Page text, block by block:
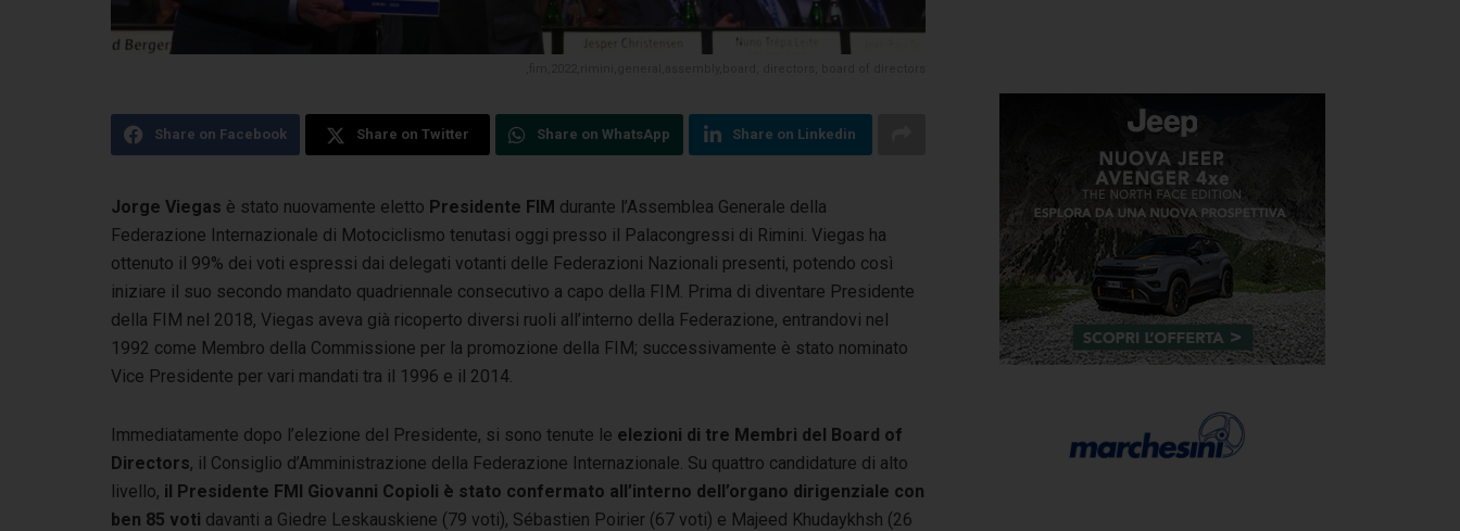
Share on Facebook Share on Twitter Share on WhatsApp Share on Linkedin
Jorge Viegas è stato nuovamente eletto Presidente FIM durante l’Assemblea Generale della
Federazione Internazionale di Motociclismo tenutasi oggi presso il Palacongressi di Rimini. Viegas ha
ottenuto il 99% dei voti espressi dai delegati votanti delle Federazioni Nazionali presenti, potendo così
iniziare il suo secondo mandato quadriennale consecutivo a capo della FIM. Prima di diventare Presidente
della FIM nel 2018, Viegas aveva già ricoperto diversi ruoli all’interno della Federazione, entrandovi nel
1992 come Membro della Commissione per la promozione della FIM; successivamente è stato nominato
Vice Presidente per vari mandati tra il 1996 e il 2014.
Immediatamente dopo l’elezione del Presidente, si sono tenute le elezioni di tre Membri del Board of
Directors, il Consiglio d’Amministrazione della Federazione Internazionale. Su quattro candidature di alto
livello, il Presidente FMI Giovanni Copioli è stato confermato all’interno dell’organo dirigenziale con
ben 85 voti davanti a Giedre Leskauskiene (79 voti), Sébastien Poirier (67 voti) e Majeed Khudaykhsh (26